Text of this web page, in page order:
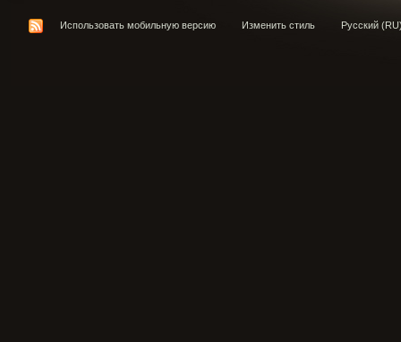
Использовать мобильную версию Изменить стиль Русский